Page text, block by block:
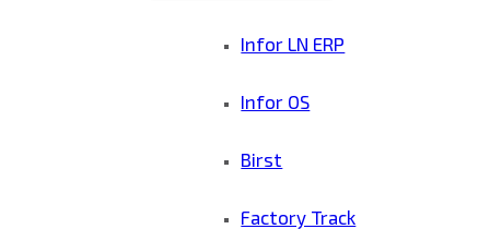
Infor LN ERP
Infor OS
Birst
Factory Track